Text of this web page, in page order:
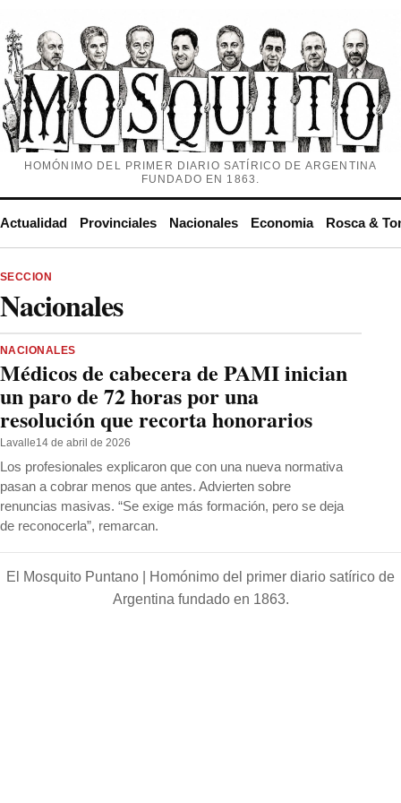
HOMÓNIMO DEL PRIMER DIARIO SATÍRICO DE ARGENTINA
FUNDADO EN 1863.
Actualidad Provinciales Nacionales Economia Rosca &
SECCION
Nacionales
NACIONALES
Médicos de cabecera de PAMI inician
un paro de 72 horas por una
resolución que recorta honorarios
Lavalle14 de abril de 2026
Los profesionales explicaron que con una nueva normativa
pasan a cobrar menos que antes. Advierten sobre
renuncias masivas. “Se exige más formación, pero se deja
de reconocerla”, remarcan.
El Mosquito Puntano |
Homónimo del primer diario satírico de
Argentina fundado en 1863.